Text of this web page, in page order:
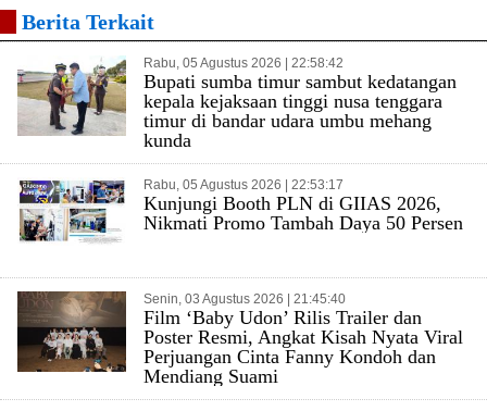
Berita Terkait
Rabu, 05 Agustus 2026 | 22:58:42
Bupati sumba timur sambut kedatangan
kepala kejaksaan tinggi nusa tenggara
timur di bandar udara umbu mehang
kunda
Rabu, 05 Agustus 2026 | 22:53:17
Kunjungi Booth PLN di GIIAS 2026,
Nikmati Promo Tambah Daya 50 Persen
Senin, 03 Agustus 2026 | 21:45:40
Film ‘Baby Udon’ Rilis Trailer dan
Poster Resmi, Angkat Kisah Nyata Viral
Perjuangan Cinta Fanny Kondoh dan
Mendiang Suami